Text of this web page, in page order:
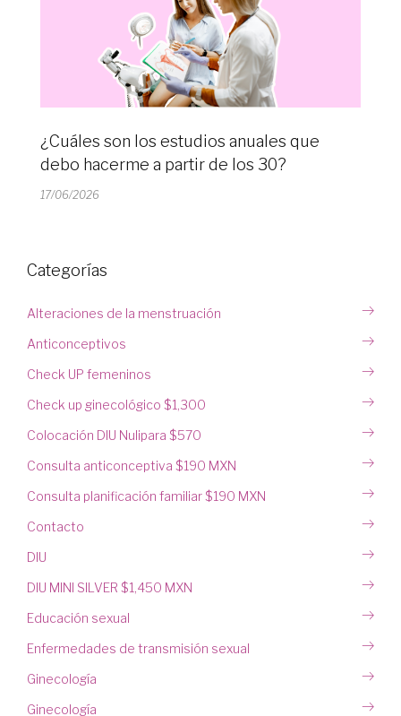
¿Cuáles son los estudios anuales que
debo hacerme a partir de los 30?
17/06/2026
Categorías
Alteraciones de la menstruación
Anticonceptivos
Check UP femeninos
Check up ginecológico $1,300
Colocación DIU Nulipara $570
Consulta anticonceptiva $190 MXN
Consulta planificación familiar $190 MXN
Contacto
DIU
DIU MINI SILVER $1,450 MXN
Educación sexual
Enfermedades de transmisión sexual
Ginecología
Ginecología